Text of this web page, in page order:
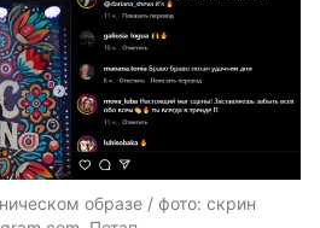
образе / фото: скрин